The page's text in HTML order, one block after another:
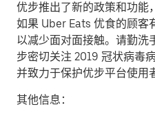
优步推出了新的政策和功能
如果 Uber Eats 优食的顾客
以减少面对面接触。请勤洗
步密切关注 2019 冠状病毒
并致力于保护优步平台使用
其他信息：